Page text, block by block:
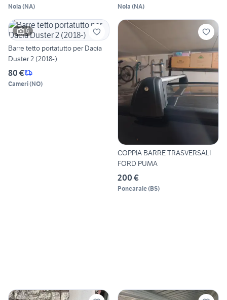
Nola (NA) Nola (NA)
6
Barre tetto portatutto per Dacia
Duster 2 (2018-)
80 €
Cameri(NO)
COPPIA BARRE TRASVERSALI
FORD PUMA
200 €
Poncarale(BS)